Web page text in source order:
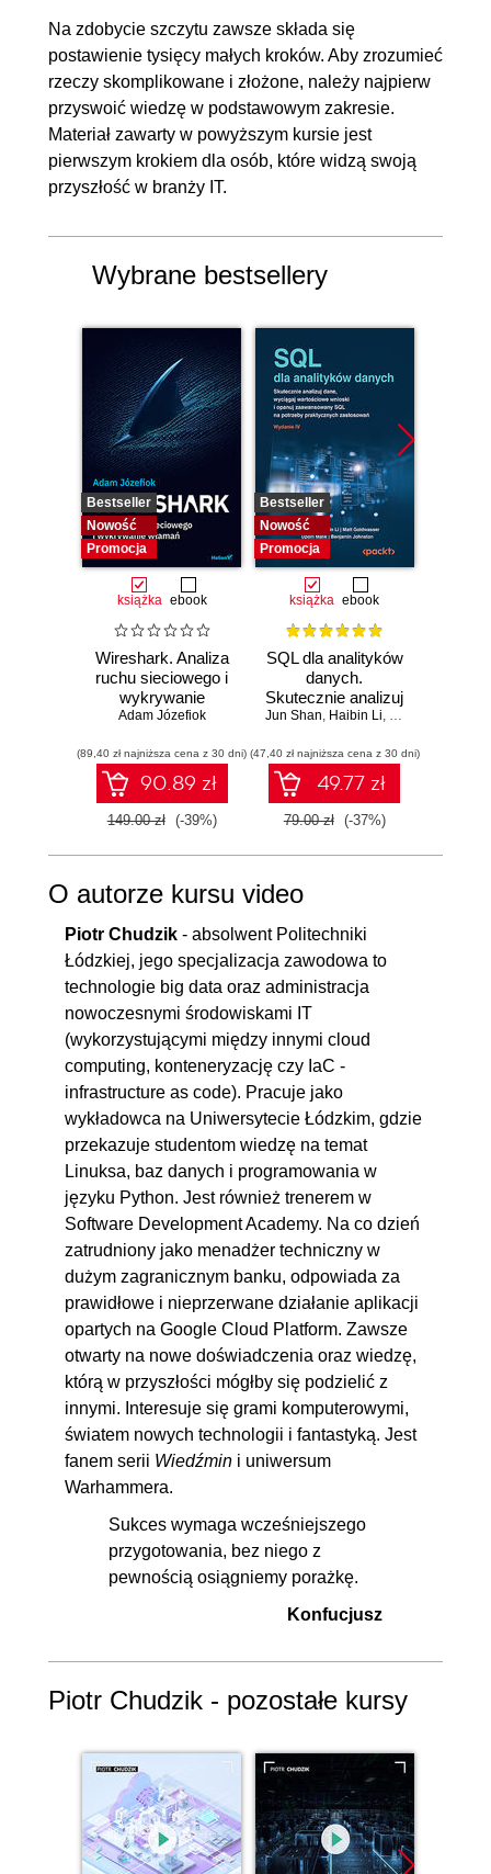
Na zdobycie szczytu zawsze składa się
postawienie tysięcy małych kroków. Aby zrozumieć
rzeczy skomplikowane i złożone, należy najpierw
przyswoić wiedzę w podstawowym zakresie.
Materiał zawarty w powyższym kursie jest
pierwszym krokiem dla osób, które widzą swoją
przyszłość w branży IT.
Wybrane bestsellery
Bestseller
Nowość
Promocja
książka ebook
Wireshark. Analiza
ruchu sieciowego i
wykrywanie
włamań
Adam Józefiok
(89,40 zł najniższa cena z 30 dni)
90.89 zł
149.00 zł (-39%)
Bestseller
Nowość
Promocja
książka ebook
SQL dla analityków
danych.
Skutecznie analizuj
dane, wyciągaj
wnioski i opanuj
zaawansowany
SQL na potrzeby
praktycznych
Wydanie IV
Jun Shan, Haibin Li, Matt Goldwasser
(47,40 zł najniższa cena z 30 dni)
49.77 zł
79.00 zł (-37%)
O autorze kursu video
Piotr Chudzik - absolwent Politechniki
Łódzkiej, jego specjalizacja zawodowa to
technologie big data oraz administracja
nowoczesnymi środowiskami IT
(wykorzystującymi między innymi cloud
computing, konteneryzację czy IaC -
infrastructure as code). Pracuje jako
wykładowca na Uniwersytecie Łódzkim, gdzie
przekazuje studentom wiedzę na temat
Linuksa, baz danych i programowania w
języku Python. Jest również trenerem w
Software Development Academy. Na co dzień
zatrudniony jako menadżer techniczny w
dużym zagranicznym banku, odpowiada za
prawidłowe i nieprzerwane działanie aplikacji
opartych na Google Cloud Platform. Zawsze
otwarty na nowe doświadczenia oraz wiedzę,
którą w przyszłości mógłby się podzielić z
innymi. Interesuje się grami komputerowymi,
światem nowych technologii i fantastyką. Jest
fanem serii Wiedźmin i uniwersum
Warhammera.
Sukces wymaga wcześniejszego
przygotowania, bez niego z
pewnością osiągniemy porażkę.
Konfucjusz
Piotr Chudzik - pozostałe kursy